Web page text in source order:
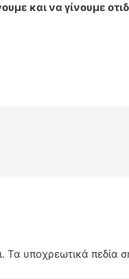
και να γίνουμε
Τα υποχρεωτικά πεδία